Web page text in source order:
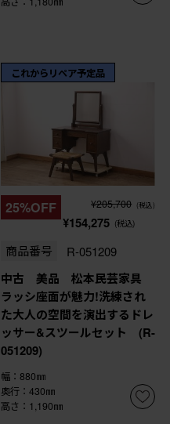
これからリペア予定品
25%OFF ¥205,700 (税込)
¥154,275 (税込)
商品番号 R-051209
中古 美品 松本民芸家具
ラッシ座面が魅力!洗練され
た大人の空間を演出するドレ
ッサー&スツールセット (R-
051209)
幅：880㎜
奥行：430㎜
高さ：1,190㎜